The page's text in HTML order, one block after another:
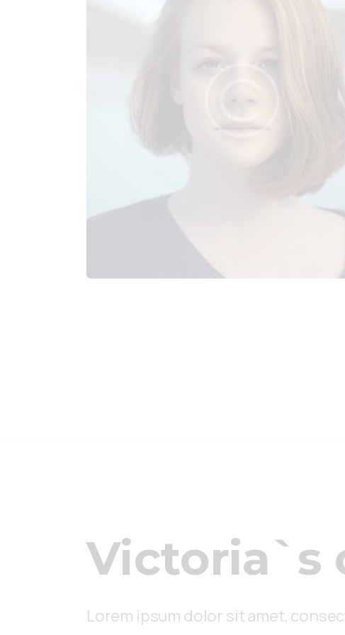
Victoria`s
Lorem ipsum dolor sit amet,